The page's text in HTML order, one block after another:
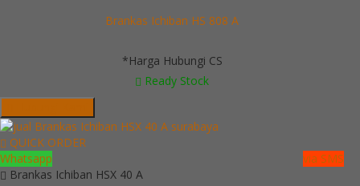
Brankas Ichiban HS 808 A
*Harga Hubungi CS
Ready Stock
QUICK ORDER
Whatsapp
via SMS
Brankas Ichiban HSX 40 A